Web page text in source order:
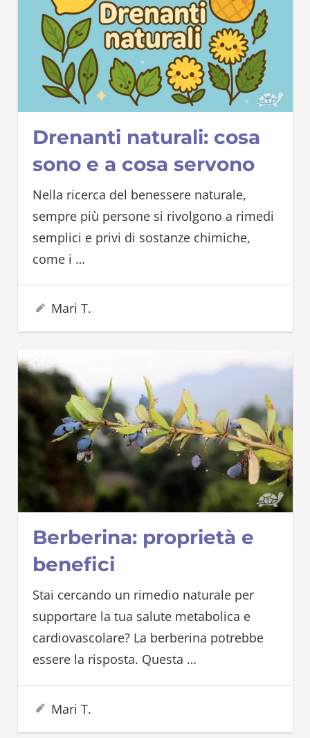
Drenanti naturali: cosa
sono e a cosa servono
Nella ricerca del benessere naturale,
sempre più persone si rivolgono a rimedi
semplici e privi di sostanze chimiche,
come i …
29 Maggio 2025
Mari T.
Berberina: proprietà e
benefici
Stai cercando un rimedio naturale per
supportare la tua salute metabolica e
cardiovascolare? La berberina potrebbe
essere la risposta. Questa …
27 Maggio 2025
Mari T.